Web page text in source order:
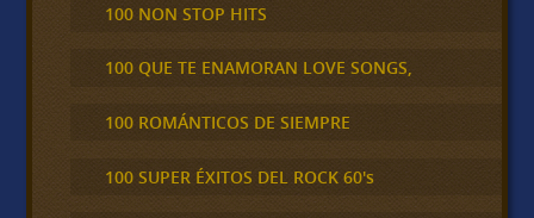
100 NON STOP HITS
100 QUE TE ENAMORAN LOVE SONGS,
100 ROMÁNTICOS DE SIEMPRE
100 SUPER ÉXITOS DEL ROCK 60's